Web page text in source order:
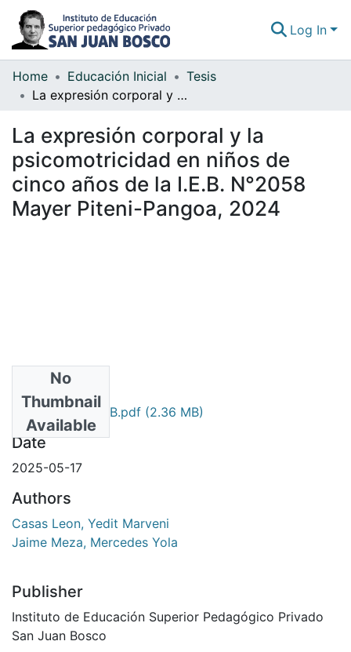
Log In
Communities & Collections
Statistics
Home Educación Inicial
Tesis
La expresión corporal y la psicomotricidad en niños de cinco años de la I.E.B. N°2058 Mayer Piteni-Pangoa, 2024
La expresión corporal y la
psicomotricidad en niños de
cinco años de la I.E.B. N°2058
Mayer Piteni-Pangoa, 2024
No
Thumbnail
Available
T008_052025SJB.pdf (2.36 MB)
Date
2025-05-17
Authors
Casas Leon, Yedit Marveni
Jaime Meza, Mercedes Yola
Publisher
Instituto de Educación Superior Pedagógico Privado
San Juan Bosco